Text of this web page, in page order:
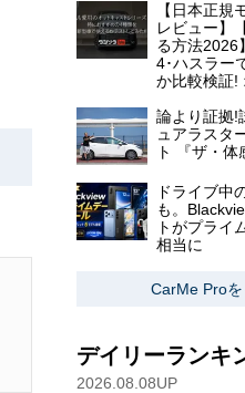
【日本正規
レビュー】
る方法2026
4･ハスラー
か比較検証!
論より証拠!
ュアラスタ
ト 『ザ・
ドライブ中
も。
トがプライ
相当に
CarMe Pro
デイリーランキ
2026.08.08UP